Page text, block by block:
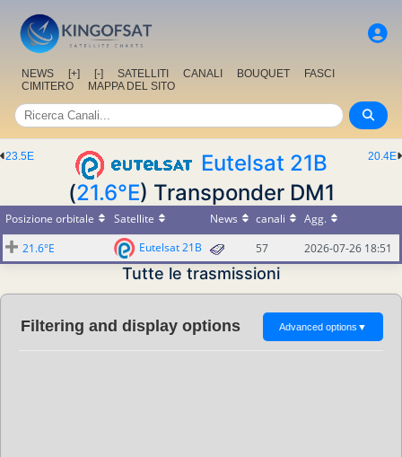
NEWS [+] [-] SATELLITI CANALI BOUQUET
FASCI
CIMITERO
MAPPA DEL SITO
20.4E
23.5E
Eutelsat 21B
(21.6°E) Transponder DM1
Posizione orbitale Satellite News canali
Agg.
21.6°E
Eutelsat 21B 57 2026-07-26 18:51
Tutte le trasmissioni
Filtering and display options Advanced options ▼